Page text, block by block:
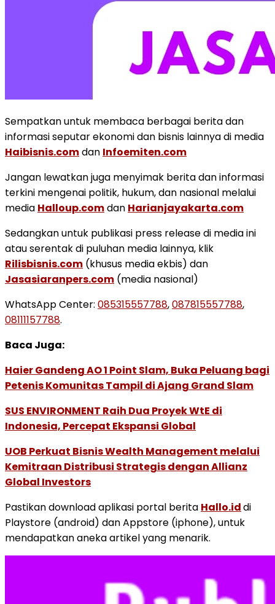
Sempatkan untuk membaca berbagai berita dan
informasi seputar ekonomi dan bisnis lainnya di media
Haibisnis.comdan Infoemiten.com
Jangan lewatkan juga menyimak berita dan informasi
terkini mengenai politik, hukum, dan nasional melalui
media Halloup.comdan Harianjayakarta.com
Sedangkan untuk publikasi press release di media ini
atau serentak di puluhan media lainnya, klik
Rilisbisnis.com (khusus media ekbis) dan
Jasasiaranpers.com (media nasional)
WhatsApp Center: 085315557788,087815557788,
08111157788.
Baca Juga:
Haier Gandeng AO 1 Point Slam, Buka Peluang bagi
Petenis Komunitas Tampil di Ajang Grand Slam
SUS ENVIRONMENT Raih Dua Proyek WtE di
Indonesia, Percepat Ekspansi Global
UOB Perkuat Bisnis Wealth Management melalui
Kemitraan Distribusi Strategis dengan Allianz
Global Investors
Pastikan download aplikasi portal berita Hallo.iddi
Playstore (android) dan Appstore (iphone), untuk
mendapatkan aneka artikel yang menarik.